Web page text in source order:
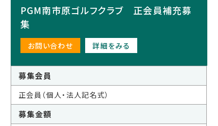
PGM南市原ゴルフクラブ 正会員補充募
集
お問い合わせ 詳細をみる
募集会員
正会員（個人・法人記名式）
募集金額